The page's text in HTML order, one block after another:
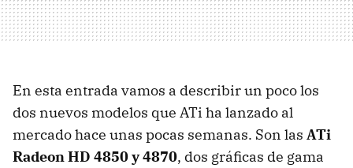
En esta entrada vamos a describir un poco los
dos nuevos modelos que ATi ha lanzado al
mercado hace unas pocas semanas. Son las ATi
Radeon HD 4850 y 4870, dos gráficas de gama